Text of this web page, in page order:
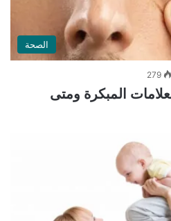
الصحة
279
المبكرة ومتى